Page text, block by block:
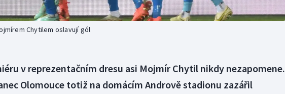
Chytilem oslavují gól
v reprezentačním dresu asi Mojmír Chytil nikdy nezapomene.
Olomouce totiž na domácím Andrově stadionu zazářil